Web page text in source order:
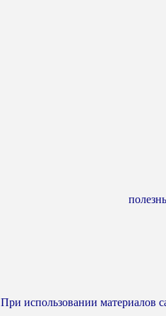
При использовании материалов